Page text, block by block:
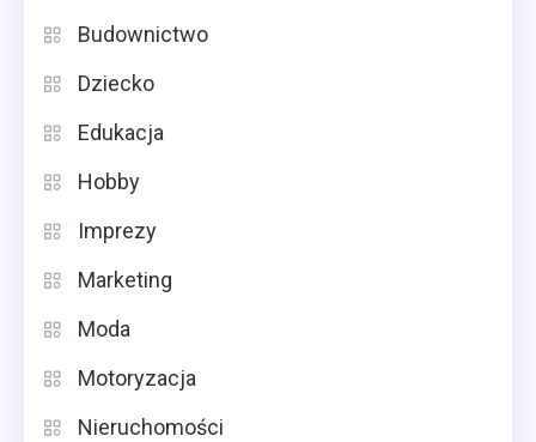
Budownictwo
Dziecko
Edukacja
Hobby
Imprezy
Marketing
Moda
Motoryzacja
Nieruchomości